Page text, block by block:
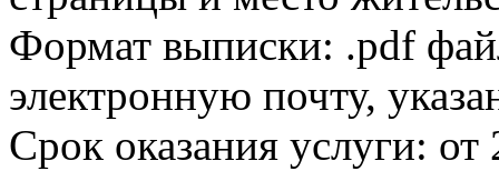
Формат выписки: .pdf
электронную почту,
Срок оказания услуги: от